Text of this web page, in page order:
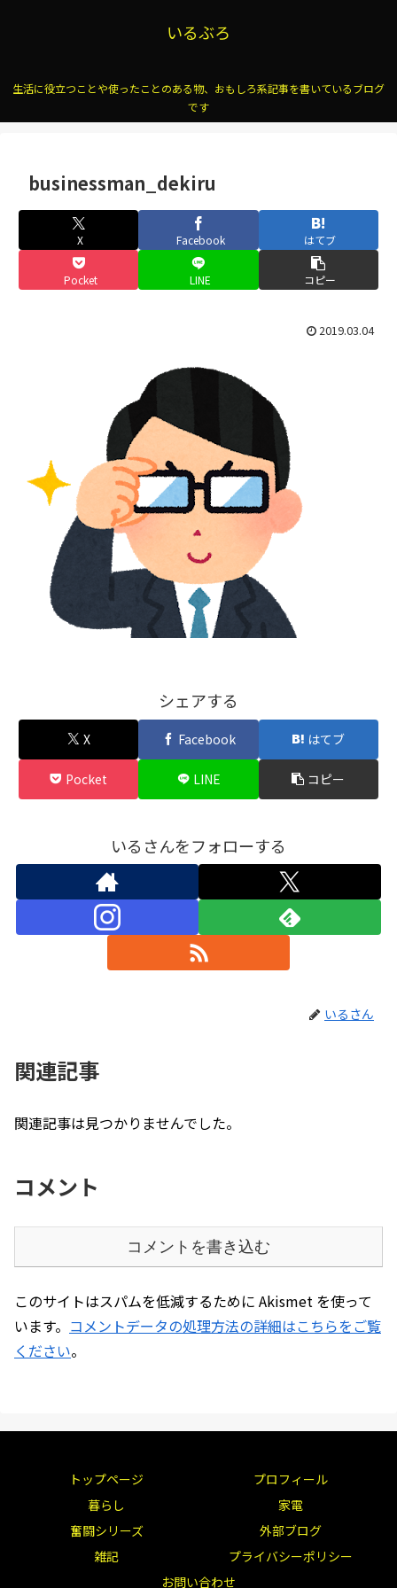
いるぶろ
生活に役立つことや使ったことのある物、おもしろ系記事を書いているブログ
です
businessman_dekiru
X Facebook はてブ
Pocket LINE コピー
2019.03.04
シェアする
X Facebook はてブ
Pocket LINE コピー
いるさんをフォローする
いるさん
関連記事
関連記事は見つかりませんでした。
コメント
コメントを書き込む
このサイトはスパムを低減するために Akismet を使って
います。 コメントデータの処理方法の詳細はこちらをご覧
ください。
トップページ
プロフィール
暮らし
家電
奮闘シリーズ
外部ブログ
雑記
プライバシーポリシー
お問い合わせ